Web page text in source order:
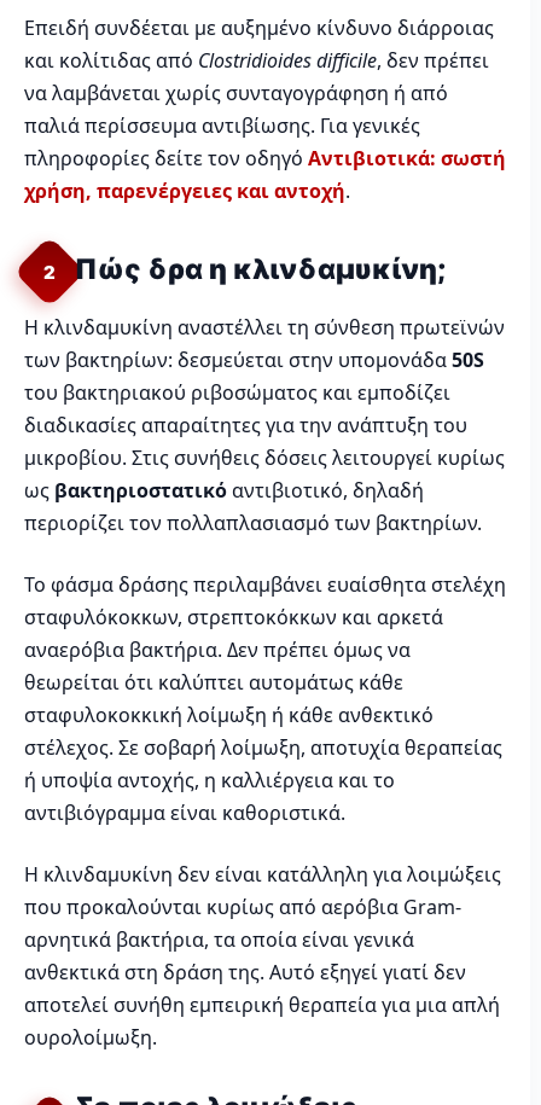
Επειδή συνδέεται με αυξημένο κίνδυνο διάρροιας
και κολίτιδας από Clostridioides difficile, δεν πρέπει
να λαμβάνεται χωρίς συνταγογράφηση ή από
παλιά περίσσευμα αντιβίωσης. Για γενικές
πληροφορίες δείτε τον οδηγό Αντιβιοτικά: σωστή
χρήση, παρενέργειες και αντοχή.
2 Πώς δρα η κλινδαμυκίνη;
Η κλινδαμυκίνη αναστέλλει τη σύνθεση πρωτεϊνών
των βακτηρίων: δεσμεύεται στην υπομονάδα50S
του βακτηριακού ριβοσώματος και εμποδίζει
διαδικασίες απαραίτητες για την ανάπτυξη του
μικροβίου. Στις συνήθεις δόσεις λειτουργεί κυρίως
ως βακτηριοστατικόαντιβιοτικό, δηλαδή
περιορίζει τον πολλαπλασιασμό των βακτηρίων.
Το φάσμα δράσης περιλαμβάνει ευαίσθητα στελέχη
σταφυλόκοκκων, στρεπτοκόκκων και αρκετά
αναερόβια βακτήρια. Δεν πρέπει όμως να
θεωρείται ότι καλύπτει αυτομάτως κάθε
σταφυλοκοκκική λοίμωξη ή κάθε ανθεκτικό
στέλεχος. Σε σοβαρή λοίμωξη, αποτυχία θεραπείας
ή υποψία αντοχής, η καλλιέργεια και το
αντιβιόγραμμα είναι καθοριστικά.
Η κλινδαμυκίνη δεν είναι κατάλληλη για λοιμώξεις
που προκαλούνται κυρίως από αερόβια Gram-
αρνητικά βακτήρια, τα οποία είναι γενικά
ανθεκτικά στη δράση της. Αυτό εξηγεί γιατί δεν
αποτελεί συνήθη εμπειρική θεραπεία για μια απλή
ουρολοίμωξη.